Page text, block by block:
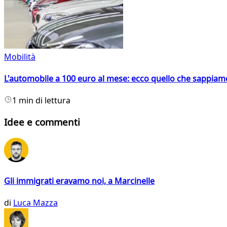
Mobilità
L'automobile a 100 euro al mese: ecco quello che
1 min di lettura
Idee e commenti
Gli immigrati eravamo noi, a Marcinelle
di Luca Mazza